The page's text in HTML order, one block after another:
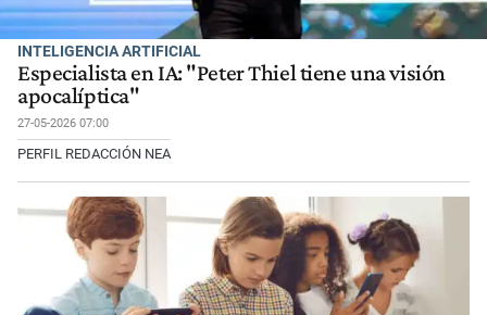
INTELIGENCIA ARTIFICIAL
Especialista en IA: "Peter Thiel tiene una visión
apocalíptica"
27-05-2026 07:00
PERFIL REDACCIÓN NEA